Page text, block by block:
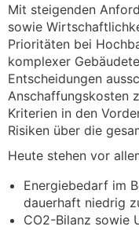
Mit steigenden
sowie
Prioritäten bei
komplexer
Entscheidungen
Anschaffungskosten
Kriterien in den
Risiken über die
Heute stehen vor
Energiebedarf im
dauerhaft niedrig
CO2-Bilanz sowie